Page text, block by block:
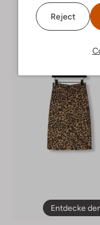
Reject
Entdecke